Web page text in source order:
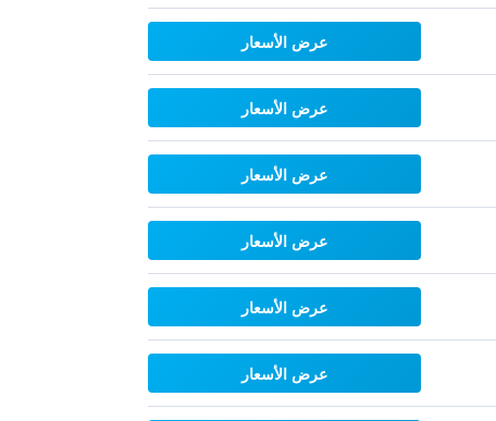
عرض الأسعار
عرض الأسعار
عرض الأسعار
عرض الأسعار
عرض الأسعار
عرض الأسعار